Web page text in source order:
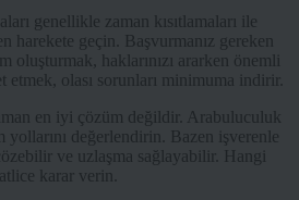
genellikle zaman kısıtlamaları ile
harekete geçin. Başvurmanız gereken
haklarınızı ararken önemli
olası sorunları minimuma indirir.
en iyi çözüm değildir. Arabuluculuk
değerlendirin. Bazen işverenle
ve uzlaşma sağlayabilir. Hangi
karar verin.